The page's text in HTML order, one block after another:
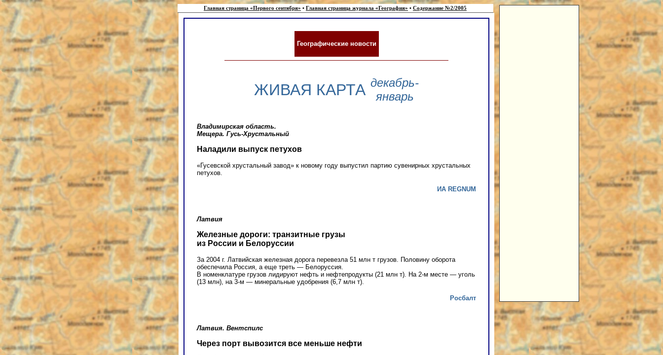
Главная страница «Первого сентября» • Главная страница журнала «География» • Содержание №2/2005
Географические новости
ЖИВАЯ КАРТА декабрь-
январь
Владимирская область.
Мещера. Гусь-Хрустальный
Наладили выпуск петухов
«Гусевской хрустальный завод» к новому году выпустил партию сувенирных хрустальных
петухов.
ИА REGNUM
Латвия
Железные дороги: транзитные грузы
из России и Белоруссии
За 2004 г. Латвийская железная дорога перевезла 51 млн т грузов. Половину оборота
обеспечила Россия, а еще треть — Белоруссия.
В номенклатуре грузов лидируют нефть и нефтепродукты (21 млн т). На 2-м месте — уголь
(13 млн), на 3-м — минеральные удобрения (6,7 млн т).
Росбалт
Латвия. Вентспилс
Через порт вывозится все меньше нефти